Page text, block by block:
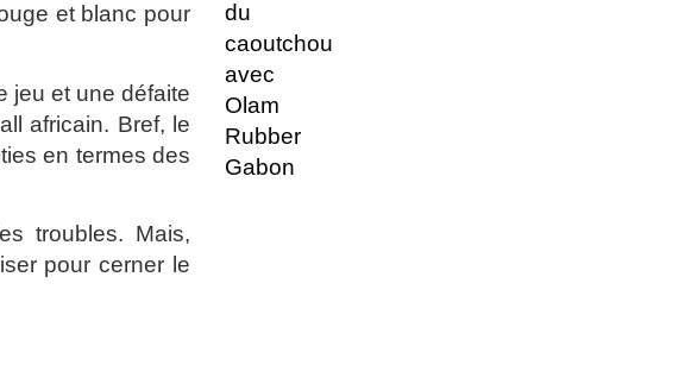
et blanc pour
jeu et une défaite
africain. Bref, le
en termes des
troubles. Mais,
pour cerner le